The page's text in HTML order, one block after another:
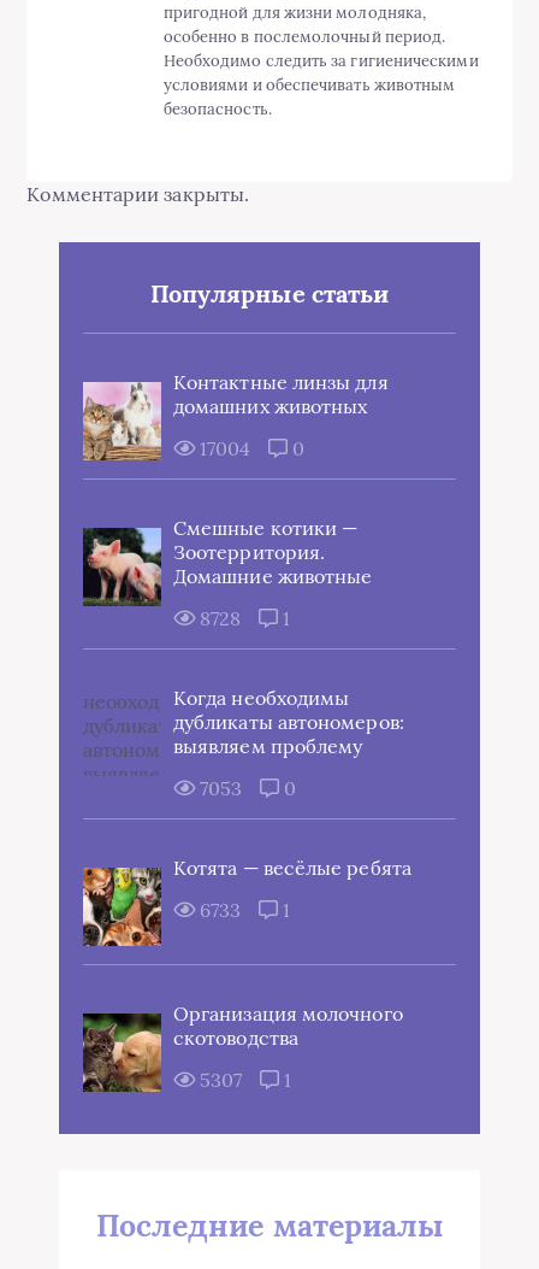
пригодной для жизни молодняка,
особенно в послемолочный период.
Необходимо следить за гигиеническими
условиями и обеспечивать животным
безопасность.
Комментарии закрыты.
Популярные статьи
Контактные линзы для
домашних животных
17004
0
Смешные котики —
Зоотерритория.
Домашние животные
8728
1
Когда необходимы
дубликаты автономеров:
выявляем проблему
7053
0
Котята — весёлые ребята
6733
1
Организация молочного
скотоводства
5307
1
Последние материалы